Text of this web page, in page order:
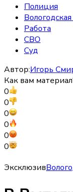
Полиция
Работа
СВО
Суд
Автор:Игорь
Как вам
0
0
0
0
0
0
Эксклюзив